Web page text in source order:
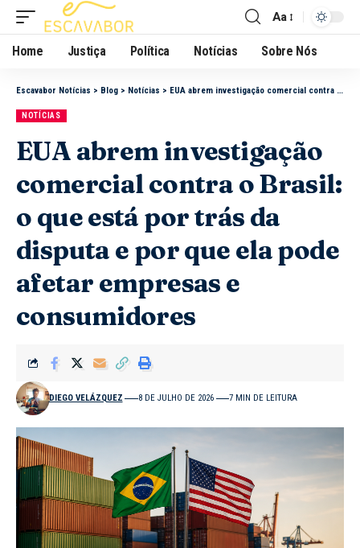
Aa
Home Justiça Política Notícias Sobre Nós
Escavabor Notícias > Blog > Notícias > EUA abrem investigação comercial contra o Brasil: o que está por trás da disputa e por que ela pode afetar empresas e consumidores
NOTÍCIAS
EUA abrem investigação
comercial contra o Brasil:
o que está por trás da
disputa e por que ela pode
afetar empresas e
consumidores
DIEGO VELÁZQUEZ 8 DE JULHO DE 2026 7 MIN DE LEITURA